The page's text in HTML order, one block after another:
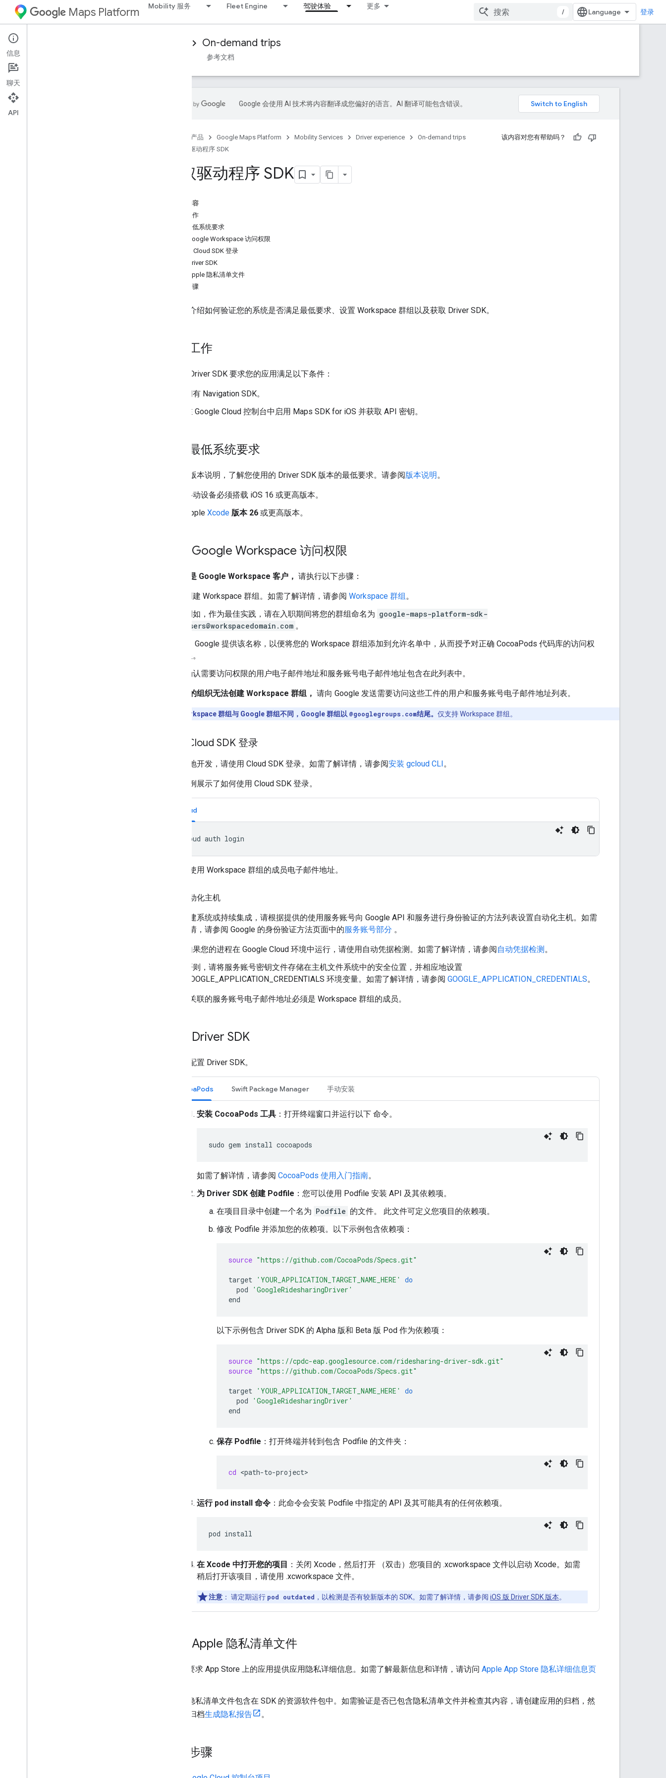
Maps Platform Mobility 服务 Fleet Engine 驾驶体验 更多
/ 登录
Mobility Services On-demand trips
概览 参考文档
Google 会使用 AI 技术将内容翻译成您偏好的语言。AI 翻译可能包含错误。
产品 Google Maps Platform Mobility Services Driver experience
On-demand trips
iOS 驱动程序 SDK
该内容对您有帮助吗？
获取驱动程序 SDK
本页内容
准备工作
检查最低系统要求
获取 Google Workspace 访问权限
使用 Cloud SDK 登录
获取 Driver SDK
检查 Apple 隐私清单文件
后续步骤
本部分介绍如何验证您的系统是否满足最低要求、设置 Workspace 群组以及获取 Driver SDK。
准备工作
iOS 版 Driver SDK 要求您的应用满足以下条件：
拥有 Navigation SDK。
在 Google Cloud 控制台中启用 Maps SDK for iOS 并获取 API 密钥。
检查最低系统要求
请查看版本说明，了解您使用的 Driver SDK 版本的最低要求。请参阅版本说明。
移动设备必须搭载 iOS 16 或更高版本。
Apple Xcode 版本 26 或更高版本。
获取 Google Workspace 访问权限
如果您是 Google Workspace 客户， 请执行以下步骤：
创建 Workspace 群组。如需了解详情，请参阅 Workspace 群组。
例如，作为最佳实践，请在入职期间将您的群组命名为 google-maps-platform-sdk-
users@workspacedomain.com 。
向 Google 提供该名称，以便将您的 Workspace 群组添加到允许名单中，从而授予对正确 CocoaPods 代码库的访问权
限。
确认需要访问权限的用户电子邮件地址和服务账号电子邮件地址包含在此列表中。
如果您的组织无法创建 Workspace 群组， 请向 Google 发送需要访问这些工件的用户和服务账号电子邮件地址列表。
：Workspace 群组与 Google 群组不同，Google 群组以 @googlegroups.com结尾。 仅支持 Workspace 群组。
使用 Cloud SDK 登录
对于本地开发，请使用 Cloud SDK 登录。如需了解详情，请参阅安装 gcloud CLI。
以下示例展示了如何使用 Cloud SDK 登录。
gcloud
您必须使用 Workspace 群组的成员电子邮件地址。
设置自动化主机
对于构建系统或持续集成，请根据提供的使用服务账号向 Google API 和服务进行身份验证的方法列表设置自动化主机。如需
了解详情，请参阅 Google 的身份验证方法页面中的服务账号部分 。
如果您的进程在 Google Cloud 环境中运行，请使用自动凭据检测。如需了解详情，请参阅自动凭据检测 。
否则，请将服务账号密钥文件存储在主机文件系统中的安全位置，并相应地设置
GOOGLE_APPLICATION_CREDENTIALS 环境变量。如需了解详情，请参阅 GOOGLE_APPLICATION_CREDENTIALS。
与凭据关联的服务账号电子邮件地址必须是 Workspace 群组的成员。
获取 Driver SDK
安装并配置 Driver SDK。
CocoaPods Swift Package Manager 手动安装
安装 CocoaPods 工具 ：打开终端窗口并运行以下 命令。
sudo gem install
如需了解详情，请参阅 CocoaPods 使用入门指南。
为 Driver SDK 创建 Podfile ：您可以使用 Podfile 安装 API 及其依赖项。
在项目目录中创建一个名为 Podfile 的文件。 此文件可定义您项目的依赖项。
修改 Podfile 并添加您的依赖项。以下示例包含依赖项：
source "https://github.com/CocoaPods/Specs.git"
target 'YOUR_APPLICATION_TARGET_NAME_HERE'
do
pod
'GoogleRidesharingDriver'
以下示例包含 Driver SDK 的 Alpha 版和 Beta 版 Pod 作为依赖项：
source "https://cpdc-eap.googlesource.com/ridesharing-driver-sdk.git"
source "https://github.com/CocoaPods/Specs.git"
target 'YOUR_APPLICATION_TARGET_NAME_HERE'
do
pod
'GoogleRidesharingDriver'
保存 Podfile ：打开终端并转到包含 Podfile 的文件夹：
cd
运行 pod install 命令 ：此命令会安装 Podfile 中指定的 API 及其可能具有的任何依赖项。
pod
在 Xcode 中打开您的项目 ：关闭 Xcode，然后打开 （双击）您项目的 .xcworkspace 文件以启动 Xcode。如需
稍后打开该项目，请使用 .xcworkspace 文件。
注意 ： 请定期运行 pod outdated ，以检测是否有较新版本的 SDK。如需了解详情，请参阅 iOS 版 Driver SDK 版本。
检查 Apple 隐私清单文件
Apple 要求 App Store 上的应用提供应用隐私详细信息。如需了解最新信息和详情，请访问 Apple App Store 隐私详细信息页
Apple 隐私清单文件包含在 SDK 的资源软件包中。如需验证是否已包含隐私清单文件并检查其内容，请创建应用的归档，然
后从该归档生成隐私报告 。
后续步骤
信息
聊天
API